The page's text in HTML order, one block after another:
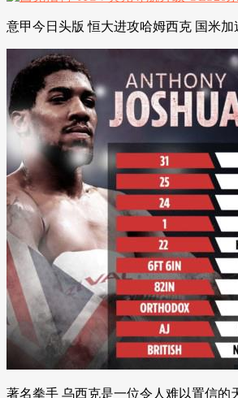
意甲今日头版 恒大进攻哈姆西克 国米加
著名拳手 乌西克是一位令人难以置信的